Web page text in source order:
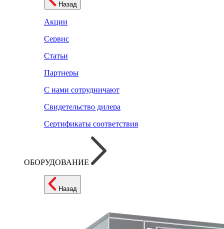
Назад
Акции
Сервис
Статьи
Партнеры
С нами сотрудничают
Свидетельство дилера
Сертификаты соответствия
ОБОРУДОВАНИЕ
Назад